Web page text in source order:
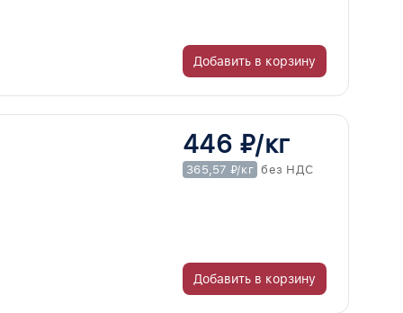
Добавить в корзину
446 ₽/кг
365,57 ₽/кг без НДС
Добавить в корзину